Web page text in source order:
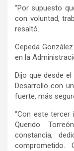
“Por supuesto
con voluntad,
resaltó.
Cepeda
en la
Dijo que desde
Desarrollo con
fuerte, más
“Con este tercer
Querido
constancia,